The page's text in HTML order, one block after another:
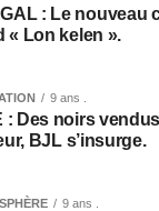
: Le nouveau
« Lon kelen ».
9 ans .
: Des noirs
BJL s’insurge.
9 ans .